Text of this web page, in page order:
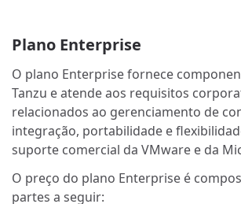
Plano Enterprise
O plano Enterprise fornece
Tanzu e atende aos requisitos
relacionados ao gerenciamento de
integração, portabilidade e
suporte comercial da VMware e da
O preço do plano Enterprise é
partes a seguir: